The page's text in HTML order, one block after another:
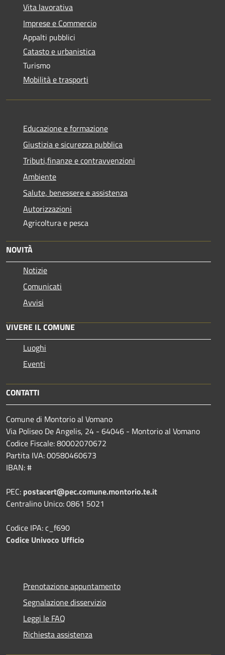
Vita lavorativa
Imprese e Commercio
Appalti pubblici
Catasto e urbanistica
Turismo
Mobilità e trasporti
Educazione e formazione
Giustizia e sicurezza pubblica
Tributi,finanze e contravvenzioni
Ambiente
Salute, benessere e assistenza
Autorizzazioni
Agricoltura e pesca
NOVITÀ
Notizie
Comunicati
Avvisi
VIVERE IL COMUNE
Luoghi
Eventi
CONTATTI
Comune di Montorio al Vomano
Via Poliseo De Angelis, 24 - 64046 - Montorio al Vomano
Codice Fiscale: 80002070672
Partita IVA: 00580460673
IBAN: #
PEC: postacert@pec.comune.montorio.te.it
Centralino Unico: 0861 5021
Codice IPA: c_f690
Codice Univoco Ufficio
Prenotazione appuntamento
Segnalazione disservizio
Leggi le FAQ
Richiesta assistenza